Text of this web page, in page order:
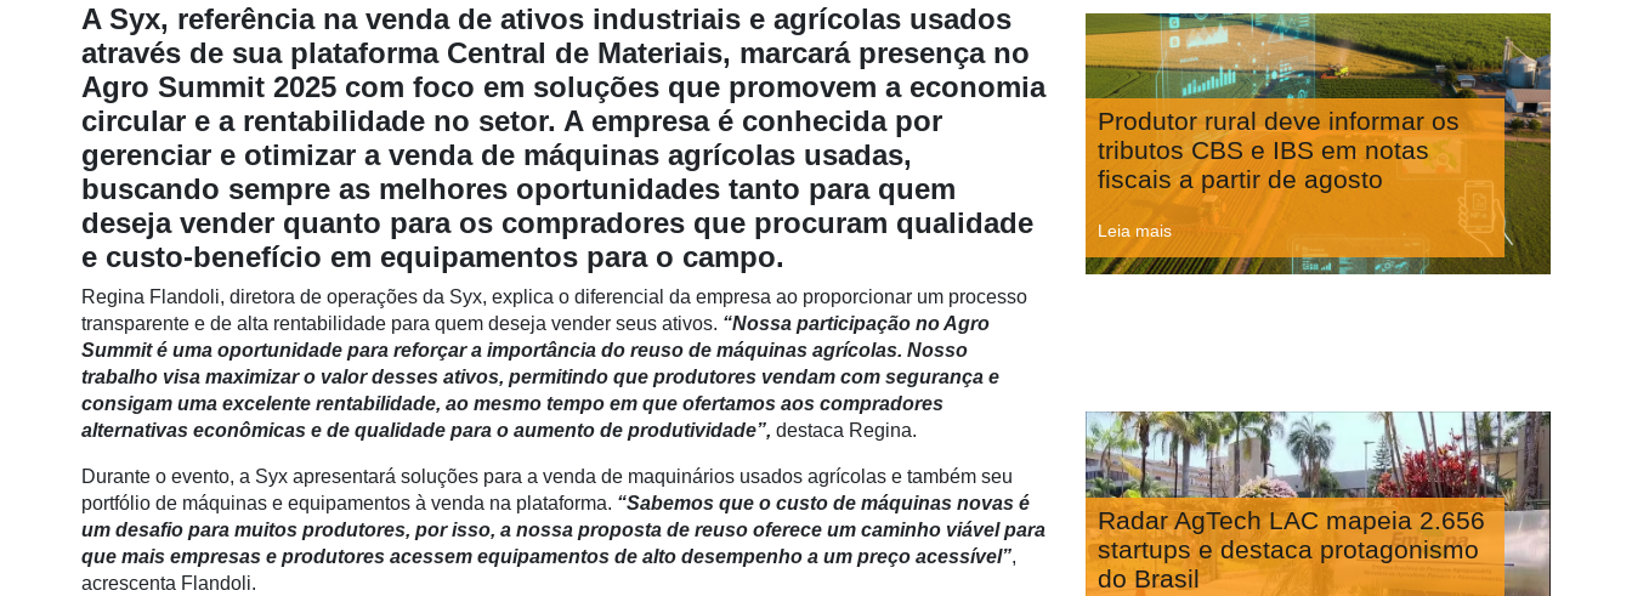
Agricultura
Automação
Conectividade
Commerce
Informatização
Agricultura
A Syx, referência na venda de ativos industriais e agrícolas usados
através de sua plataforma Central de Materiais, marcará presença no
Agro Summit 2025 com foco em soluções que promovem a economia
circular e a rentabilidade no setor. A empresa é conhecida por
gerenciar e otimizar a venda de máquinas agrícolas usadas,
buscando sempre as melhores oportunidades tanto para quem
deseja vender quanto para os compradores que procuram qualidade
e custo-benefício em equipamentos para o campo.
Regina Flandoli, diretora de operações da Syx, explica o diferencial da empresa ao proporcionar um processo
transparente e de alta rentabilidade para quem deseja vender seus ativos. “Nossa participação no Agro
Summit é uma oportunidade para reforçar a importância do reuso de máquinas agrícolas. Nosso
trabalho visa maximizar o valor desses ativos, permitindo que produtores vendam com segurança e
consigam uma excelente rentabilidade, ao mesmo tempo em que ofertamos aos compradores
alternativas econômicas e de qualidade para o aumento de produtividade”, destaca Regina.
Durante o evento, a Syx apresentará soluções para a venda de maquinários usados agrícolas e também seu
portfólio de máquinas e equipamentos à venda na plataforma. “Sabemos que o custo de máquinas novas é
um desafio para muitos produtores, por isso, a nossa proposta de reuso oferece um caminho viável para
que mais empresas e produtores acessem equipamentos de alto desempenho a um preço acessível”,
acrescenta Flandoli.
Produtor rural deve informar os
tributos CBS e IBS em notas
fiscais a partir de agosto
Leia mais
Radar AgTech LAC mapeia 2.656
startups e destaca protagonismo
do Brasil